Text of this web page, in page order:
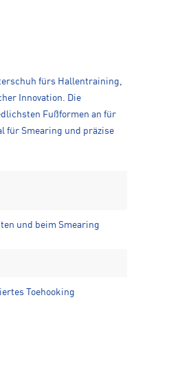
fürs Hallentraining,
Innovation. Die
Fußformen an für
für Smearing und präzise
und beim Smearing
Toehooking